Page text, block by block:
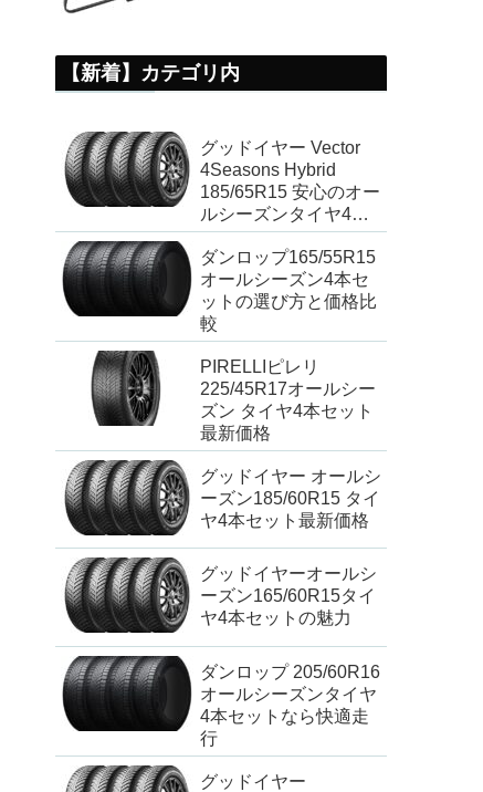
【新着】カテゴリ内
グッドイヤー Vector
4Seasons Hybrid
185/65R15 安心のオー
ルシーズンタイヤ4本
セット
ダンロップ165/55R15
オールシーズン4本セ
ットの選び方と価格比
較
PIRELLIピレリ
225/45R17オールシー
ズン タイヤ4本セット
最新価格
グッドイヤー オールシ
ーズン185/60R15 タイ
ヤ4本セット最新価格
グッドイヤーオールシ
ーズン165/60R15タイ
ヤ4本セットの魅力
ダンロップ 205/60R16
オールシーズンタイヤ
4本セットなら快適走
行
グッドイヤー